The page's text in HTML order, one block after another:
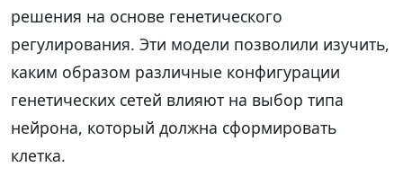
решения на основе генетического
регулирования. Эти модели позволили изучить,
каким образом различные конфигурации
генетических сетей влияют на выбор типа
нейрона, который должна сформировать
клетка.